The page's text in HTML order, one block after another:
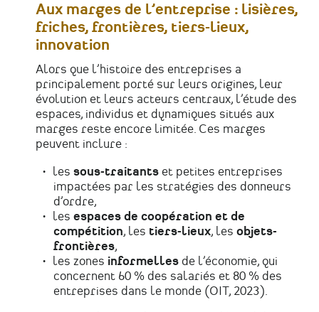
Aux marges de l’entreprise : lisières,
friches, frontières, tiers-lieux,
innovation
Alors que l’histoire des entreprises a
principalement porté sur leurs origines, leur
évolution et leurs acteurs centraux, l’étude des
espaces, individus et dynamiques situés aux
marges reste encore limitée. Ces marges
peuvent inclure :
les sous-traitants et petites entreprises
impactées par les stratégies des donneurs
d’ordre,
les espaces de coopération et de
compétition, les tiers-lieux, les objets-
frontières,
les zones informelles de l’économie, qui
concernent 60 % des salariés et 80 % des
entreprises dans le monde (OIT, 2023).